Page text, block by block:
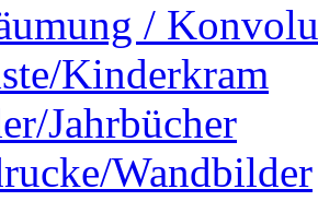
/
Kinderkram
Jahrbücher
Wandbilder